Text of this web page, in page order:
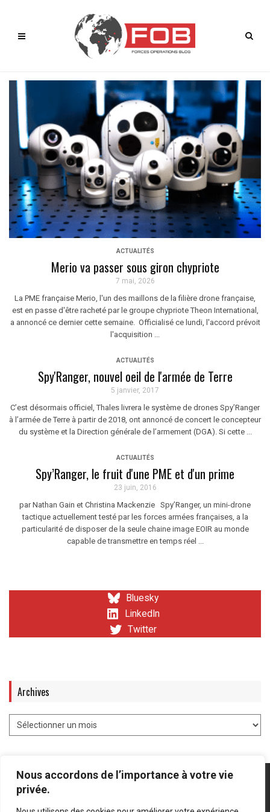
Nous accordons de l’importance à votre vie
privée.
ACTUALITÉS
Merio va passer sous giron chypriote
7 mai, 2026
La PME française Merio, l'un des maillons de la filière drone française,
est en passe d'être racheté par le groupe chypriote Theon International,
a annoncé ce dernier cette semaine. Officialisé ce lundi, l'accord prévoit
l'acquisition ...
ACTUALITÉS
Spy'Ranger, nouvel oeil de l'armée de Terre
5 janvier, 2017
C’est désormais officiel, Thales livrera le système de drones Spy’Ranger
à l’armée de Terre à partir de 2018, ont annoncé de concert le concepteur
du système et la Direction générale de l’armement (DGA). Si cette ...
ACTUALITÉS
Spy’Ranger, le fruit d'une PME et d'un prime
23 juin, 2016
par Nathan Gain et Christina Mackenzie Spy’Ranger, un mini-drone
tactique actuellement testé par les forces armées françaises, a la
particularité de disposer de la seule chaine image EOIR au monde
capable de transmettre en temps réel ...
Bluesky
LinkedIn
Twitter
Archives